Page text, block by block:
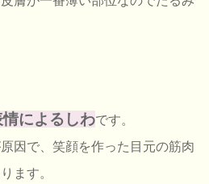
情によるしわです。
因で、笑顔を作った目元の筋肉
ます。